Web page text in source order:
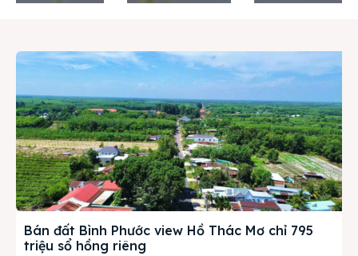
Bán đất Bình Phước view Hồ Thác Mơ chỉ 795
triệu sổ hồng riêng